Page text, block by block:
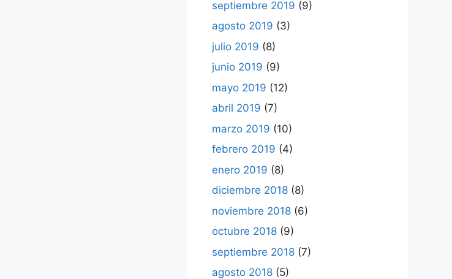
septiembre 2019 (9)
agosto 2019 (3)
julio 2019 (8)
junio 2019 (9)
mayo 2019 (12)
abril 2019 (7)
marzo 2019 (10)
febrero 2019 (4)
enero 2019 (8)
diciembre 2018 (8)
noviembre 2018 (6)
octubre 2018 (9)
septiembre 2018 (7)
agosto 2018 (5)